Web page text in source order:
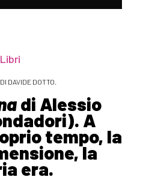
Libri
DAVIDE DOTTO.
di Alessio
A
tempo, la
la
era.